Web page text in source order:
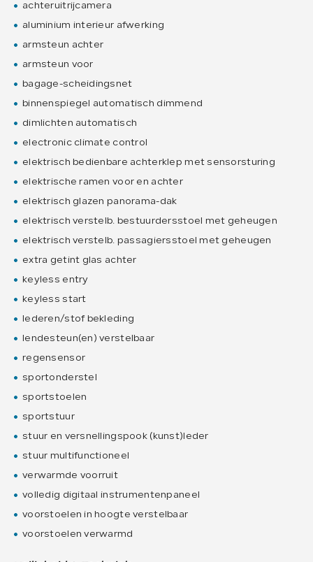
achteruitrijcamera
aluminium interieur afwerking
armsteun achter
armsteun voor
bagage-scheidingsnet
binnenspiegel automatisch dimmend
dimlichten automatisch
electronic climate control
elektrisch bedienbare achterklep met sensorsturing
elektrische ramen voor en achter
elektrisch glazen panorama-dak
elektrisch verstelb. bestuurdersstoel met geheugen
elektrisch verstelb. passagiersstoel met geheugen
extra getint glas achter
keyless entry
keyless start
lederen/stof bekleding
lendesteun(en) verstelbaar
regensensor
sportonderstel
sportstoelen
sportstuur
stuur en versnellingspook (kunst)leder
stuur multifunctioneel
verwarmde voorruit
volledig digitaal instrumentenpaneel
voorstoelen in hoogte verstelbaar
voorstoelen verwarmd